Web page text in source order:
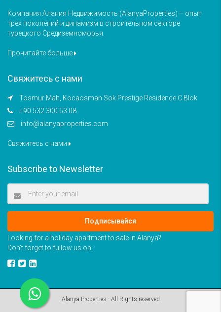
Компания Алания Недвижимость (AlanyaProperties) – опыт
трех поколений и динамизм в строительном секторе
турецкого Средиземноморья.
Прочитайте больше
Свяжитесь с нами
Tosmur Mah, Kocaosman Sok Prestige Residence C Blok
+90 532 300 53 08
info@alanyaproperties.com
Свяжитесь с нами
Subscribe to Newsletter
Подписывайся
Looking for a holiday apartment to sale in Alanya?
Don’t forget to fullow us on:
Alanya Properties - All Rights reserved